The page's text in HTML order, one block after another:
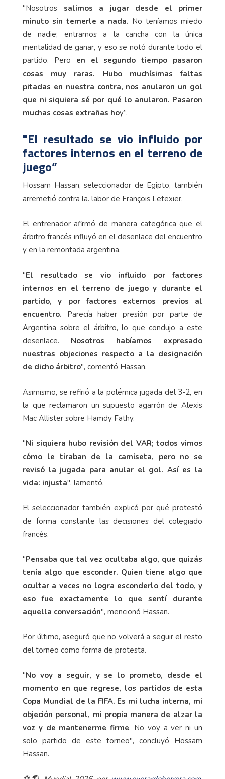
"Nosotros salimos a jugar desde el primer
minuto sin temerle a nada. No teníamos miedo
de nadie; entramos a la cancha con la única
mentalidad de ganar, y eso se notó durante todo el
partido. Pero en el segundo tiempo pasaron
cosas muy raras. Hubo muchísimas faltas
pitadas en nuestra contra, nos anularon un gol
que ni siquiera sé por qué lo anularon. Pasaron
muchas cosas extrañas hoy”.
"El resultado se vio influido por
factores internos en el terreno de
juego”
Hossam Hassan, seleccionador de Egipto, también
arremetió contra la. labor de François Letexier.
El entrenador afirmó de manera categórica que el
árbitro francés influyó en el desenlace del encuentro
y en la remontada argentina.
"El resultado se vio influido por factores
internos en el terreno de juego y durante el
partido, y por factores externos previos al
encuentro. Parecía haber presión por parte de
Argentina sobre el árbitro, lo que condujo a este
desenlace. Nosotros habíamos expresado
nuestras objeciones respecto a la designación
de dicho árbitro", comentó Hassan.
Asimismo, se refirió a la polémica jugada del 3-2, en
la que reclamaron un supuesto agarrón de Alexis
Mac Allister sobre Hamdy Fathy.
"Ni siquiera hubo revisión del VAR; todos vimos
cómo le tiraban de la camiseta, pero no se
revisó la jugada para anular el gol. Así es la
vida: injusta", lamentó.
El seleccionador también explicó por qué protestó
de forma constante las decisiones del colegiado
francés.
"Pensaba que tal vez ocultaba algo, que quizás
tenía algo que esconder. Quien tiene algo que
ocultar a veces no logra esconderlo del todo, y
eso fue exactamente lo que sentí durante
aquella conversación", mencionó Hassan.
Por último, aseguró que no volverá a seguir el resto
del torneo como forma de protesta.
"No voy a seguir, y se lo prometo, desde el
momento en que regrese, los partidos de esta
Copa Mundial de la FIFA. Es mi lucha interna, mi
objeción personal, mi propia manera de alzar la
voz y de mantenerme firme. No voy a ver ni un
solo partido de este torneo", concluyó Hossam
Hassan.